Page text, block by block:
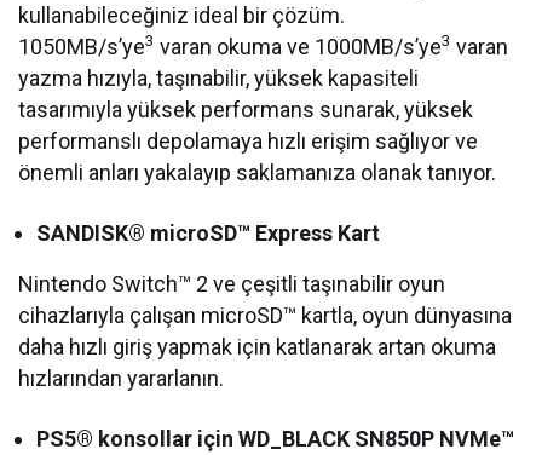
kullanabileceğiniz ideal bir çözüm.
1050MB/s’ye3 varan okuma ve 1000MB/s’ye3 varan
yazma hızıyla, taşınabilir, yüksek kapasiteli
tasarımıyla yüksek performans sunarak, yüksek
performanslı depolamaya hızlı erişim sağlıyor ve
önemli anları yakalayıp saklamanıza olanak tanıyor.
SANDISK® microSD™ Express Kart
Nintendo Switch™ 2 ve çeşitli taşınabilir oyun
cihazlarıyla çalışan microSD™ kartla, oyun dünyasına
daha hızlı giriş yapmak için katlanarak artan okuma
hızlarından yararlanın.
PS5® konsollar için WD_BLACK SN850P NVMe™